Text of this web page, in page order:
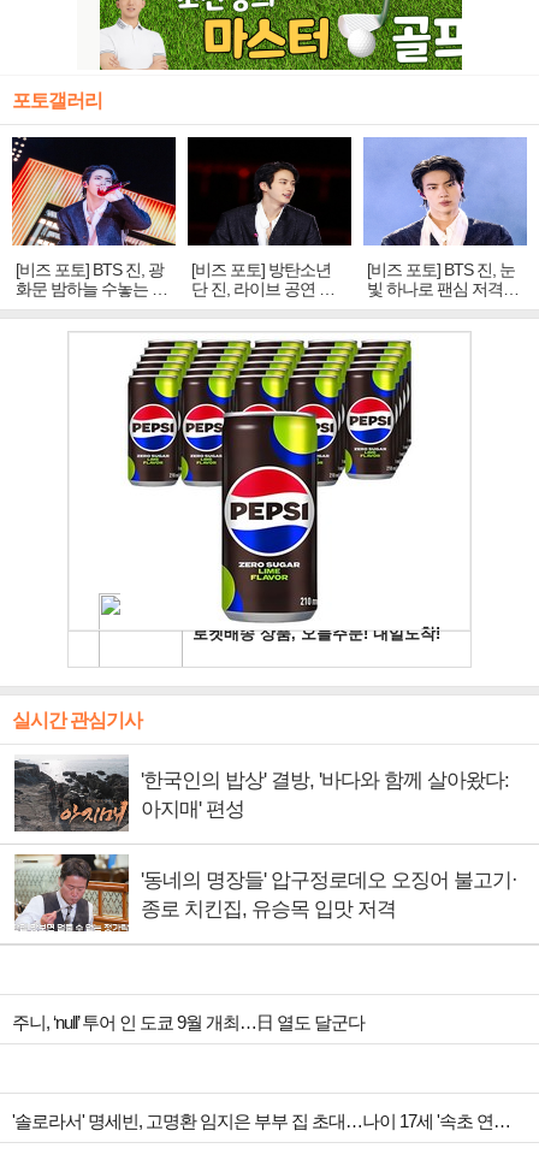
포토갤러리
[비즈 포토] BTS 진, 광
화문 밤하늘 수놓는 '비
주얼 킹'의 열창
[비즈 포토] 방탄소년
단 진, 라이브 공연 중
빛나는 독보적 아우라
[비즈 포토] BTS 진, 눈
빛 하나로 팬심 저격…
독보적 카리스마
실시간 관심기사
'한국인의 밥상' 결방, '바다와 함께 살아왔다:
아지매' 편성
'동네의 명장들' 압구정로데오 오징어 불고기·
종로 치킨집, 유승목 입맛 저격
주니, ‘null’ 투어 인 도쿄 9월 개최…日 열도 달군다
'솔로라서' 명세빈, 고명환 임지은 부부 집 초대…나이 17세 '속초 연하남' 에피소드 방출